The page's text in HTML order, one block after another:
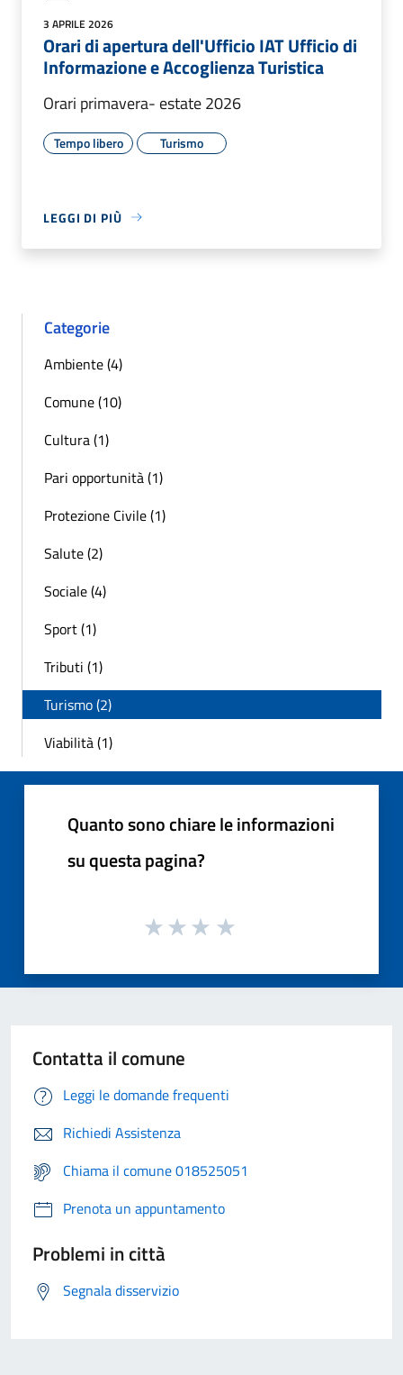
3 APRILE 2026
Orari di apertura dell'Ufficio IAT Ufficio di
Informazione e Accoglienza Turistica
Orari primavera- estate 2026
Tempo libero Turismo
LEGGI DI PIÙ
Categorie
Ambiente (4)
Comune (10)
Cultura (1)
Pari opportunità (1)
Protezione Civile (1)
Salute (2)
Sociale (4)
Sport (1)
Tributi (1)
Turismo (2)
Viabilità (1)
Quanto sono chiare le informazioni
su questa pagina?
Contatta il comune
Leggi le domande frequenti
Richiedi Assistenza
Chiama il comune 018525051
Prenota un appuntamento
Problemi in città
Segnala disservizio